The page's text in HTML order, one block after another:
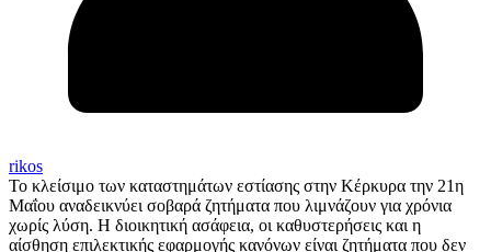
rikos
Το κλείσιμο των καταστημάτων εστίασης στην Κέρκυρα την 21η
Μαΐου αναδεικνύει σοβαρά ζητήματα που λιμνάζουν για χρόνια
χωρίς λύση. Η διοικητική ασάφεια, οι καθυστερήσεις και η
αίσθηση επιλεκτικής εφαρμογής κανόνων είναι ζητήματα που δεν